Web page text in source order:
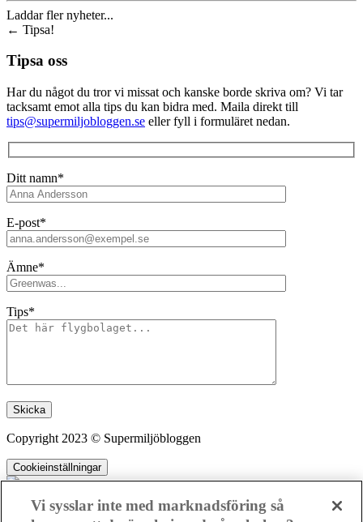
Laddar fler nyheter...
← Tipsa!
Tipsa oss
Har du något du tror vi missat och kanske borde skriva om? Vi tar
tacksamt emot alla tips du kan bidra med. Maila direkt till
tips@supermiljobloggen.se eller fyll i formuläret nedan.
Ditt namn*
E-post*
Ämne*
Tips*
Lämna detta fält tomt.
Copyright 2023 © Supermiljöbloggen
Cookieinställningar
Vi sysslar inte med marknadsföring så